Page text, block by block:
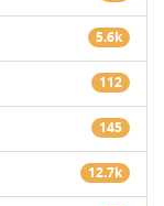
5.6k
112
145
12.7k